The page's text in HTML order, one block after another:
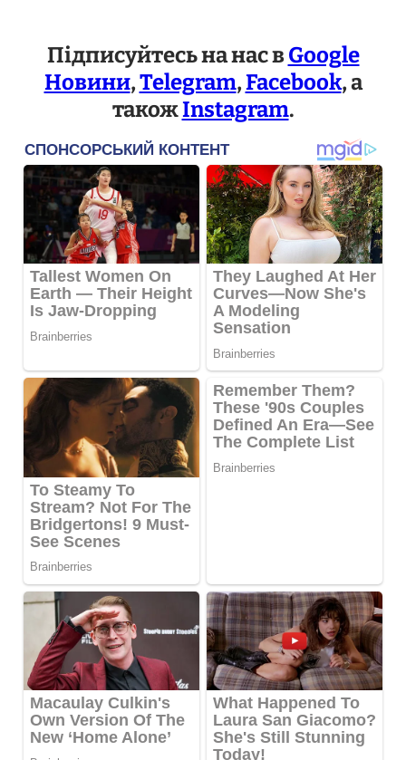
Підписуйтесь на нас вGoogle
Новини,Telegram,Facebook, а
такожInstagram.